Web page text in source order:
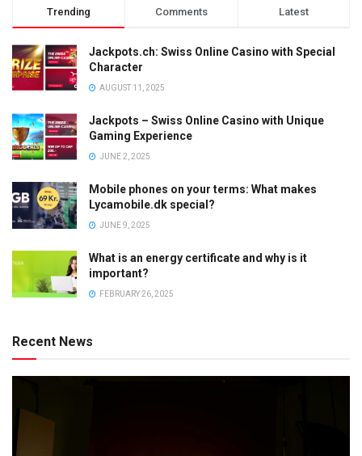
Trending Comments Latest
Jackpots.ch: Swiss Online Casino with Special
Character
AUGUST 11, 2025
Jackpots – Swiss Online Casino with Unique
Gaming Experience
JUNE 2, 2025
Mobile phones on your terms: What makes
Lycamobile.dk special?
JUNE 9, 2025
What is an energy certificate and why is it
important?
FEBRUARY 26, 2025
Recent News